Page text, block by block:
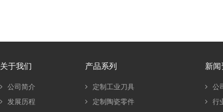
关于我们
公司简介
发展历程
产品系列
定制工业刀具
定制陶瓷零件
新闻
公
行